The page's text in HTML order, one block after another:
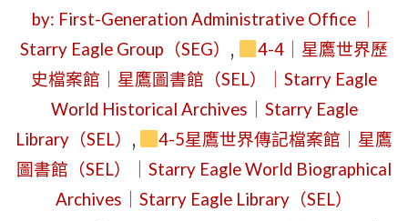
名
稱
正
式
確
立：
星
by: First-Generation Administrative Office ｜
Starry Eagle Group（SEG） ,
4-4｜星鷹世界歷
史檔案館｜星鷹圖書館（SEL）｜Starry Eagle
World Historical Archives｜Starry Eagle
Library（SEL） ,
4-5星鷹世界傳記檔案館｜星鷹
圖書館（SEL）｜Starry Eagle World Biographical
Archives｜Starry Eagle Library（SEL）